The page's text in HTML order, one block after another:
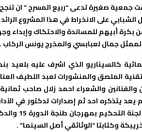
صغيرة تدعى “ربيع المسرح ” ان تنجح
على الانخراط في هذا المشروع
أبيهم للمساندة والاحتكاك وإبداء
جمال لعبابسي والمخرج يونس الركاب .
كالسيناريو الذي اشرف عليه بلعيد
الملصق والمنشورات لعبد اللطيف
والشعراء احمد زلال صاحب
يتذكره احد ثم إصدارات لدكتور في
على
وكتابتا “الوثائقي أصل السينما” .